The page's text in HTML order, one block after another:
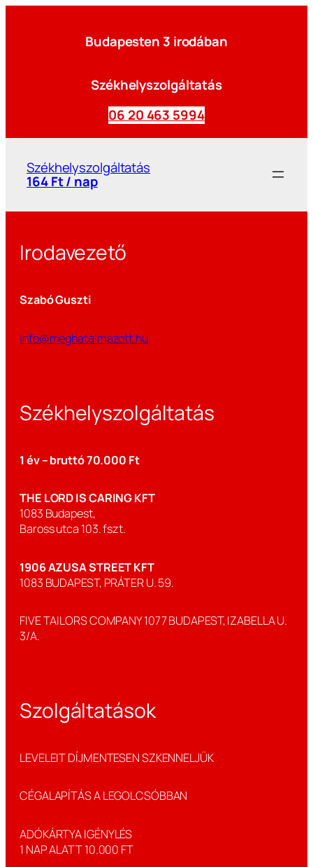
Budapesten 3 irodában
Székhelyszolgáltatás
06 20 463 5994
Székhelyszolgáltatás
164 Ft / nap
Irodavezető
Szabó Guszti
info@meghatalmazott.hu
Székhelyszolgáltatás
1 év – bruttó 70.000 Ft
THE LORD IS CARING KFT
1083 Budapest,
Baross utca 103. fszt.
1906 AZUSA STREET KFT
1083 BUDAPEST, PRÁTER U. 59.
FIVE TAILORS COMPANY 1077 BUDAPEST, IZABELLA U.
3/A.
Szolgáltatások
LEVELEIT DÍJMENTESEN SZKENNELJÜK
CÉGALAPÍTÁS A LEGOLCSÓBBAN
ADÓKÁRTYA IGÉNYLÉS
1 NAP ALATT 10.000 FT